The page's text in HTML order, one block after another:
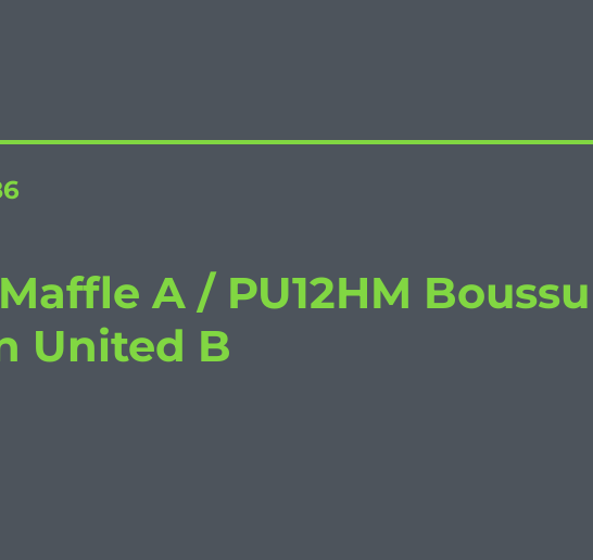
A / PU12HM Boussu
United B